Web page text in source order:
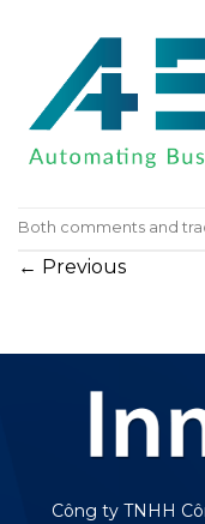
Both comments and
← Previous
Công ty TNHH